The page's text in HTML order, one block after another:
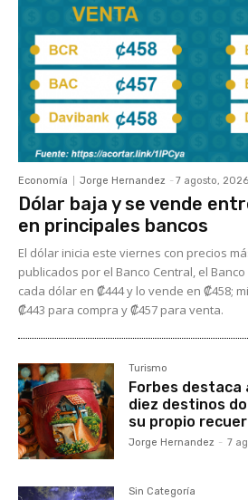
Economía Jorge Hernandez - 7 agosto, 2026
Dólar baja y se vende
en principales bancos
El dólar inicia este viernes con precios
publicados por el Banco Central, el
cada dólar en ₡444 y lo vende en ₡458;
₡443 para compra y ₡457 para venta.
Turismo
Forbes destaca
diez destinos
su propio
Jorge Hernandez - 7
Sin Categoría